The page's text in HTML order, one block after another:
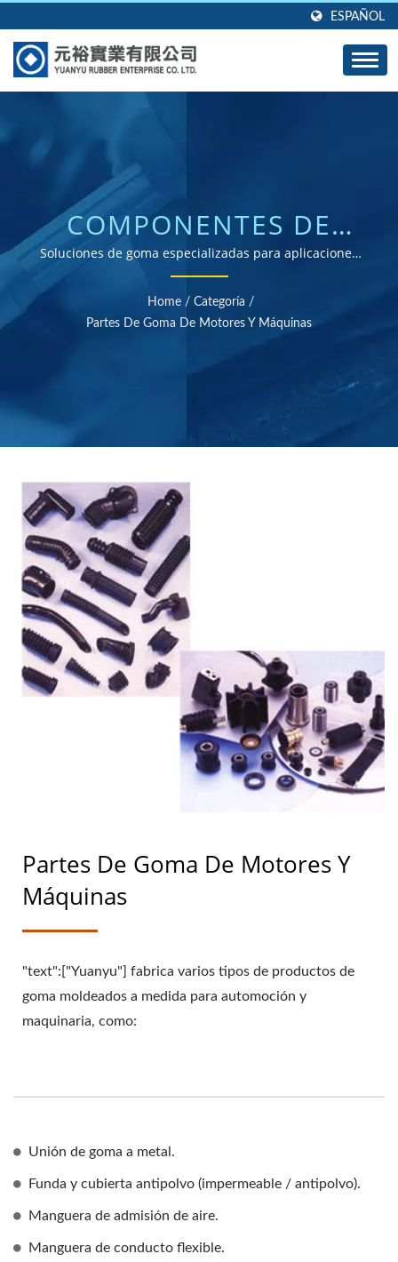
ESPAÑOL
COMPONENTES DE
GOMA PARA MOTORES
Y MÁQUINAS
DISEÑADOS CON
PRECISIÓN
Soluciones de goma especializadas para aplicaciones
automotrices e industriales, que cuentan con tecnología
de unión de goma a metal y componentes diseñados a
medida.
Home / Categoría /
Partes De Goma De Motores Y Máquinas
Partes De Goma De Motores Y
Máquinas
"text":["Yuanyu"] fabrica varios tipos de productos de
goma moldeados a medida para automoción y
maquinaria, como:
Unión de goma a metal.
Funda y cubierta antipolvo (impermeable / antipolvo).
Manguera de admisión de aire.
Manguera de conducto flexible.